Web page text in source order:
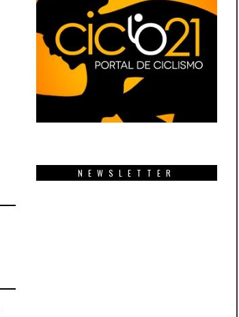
NEWSLETTER